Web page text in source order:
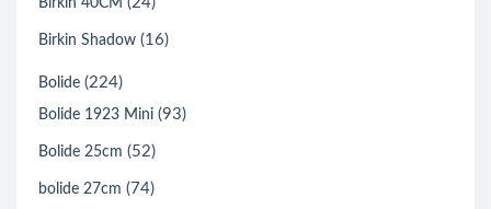
Birkin Shadow (16)
Bolide (224)
Bolide 1923 Mini (93)
Bolide 25cm (52)
bolide 27cm (74)